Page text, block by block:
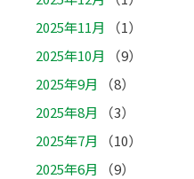
2025年11月
（1）
2025年10月
（9）
2025年9月
（8）
2025年8月
（3）
2025年7月
（10）
2025年6月
（9）